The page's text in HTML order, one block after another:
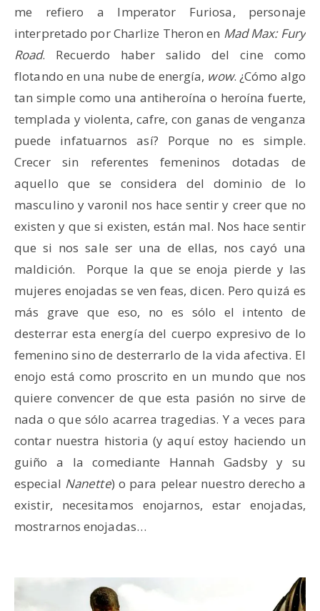
me refiero a Imperator Furiosa, personaje
interpretado por Charlize Theron en Mad Max: Fury
Road. Recuerdo haber salido del cine como
flotando en una nube de energía, wow. ¿Cómo algo
tan simple como una antiheroína o heroína fuerte,
templada y violenta, cafre, con ganas de venganza
puede infatuarnos así? Porque no es simple.
Crecer sin referentes femeninos dotadas de
aquello que se considera del dominio de lo
masculino y varonil nos hace sentir y creer que no
existen y que si existen, están mal. Nos hace sentir
que si nos sale ser una de ellas, nos cayó una
maldición. Porque la que se enoja pierde y las
mujeres enojadas se ven feas, dicen. Pero quizá es
más grave que eso, no es sólo el intento de
desterrar esta energía del cuerpo expresivo de lo
femenino sino de desterrarlo de la vida afectiva. El
enojo está como proscrito en un mundo que nos
quiere convencer de que esta pasión no sirve de
nada o que sólo acarrea tragedias. Y a veces para
contar nuestra historia (y aquí estoy haciendo un
guiño a la comediante Hannah Gadsby y su
especial Nanette) o para pelear nuestro derecho a
existir, necesitamos enojarnos, estar enojadas,
mostrarnos enojadas…